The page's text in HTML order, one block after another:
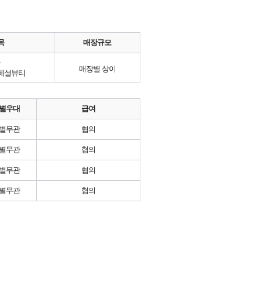
매장규모
셜뷰티
매장별 상이
우대 급여
무관 협의
무관 협의
무관 협의
무관 협의